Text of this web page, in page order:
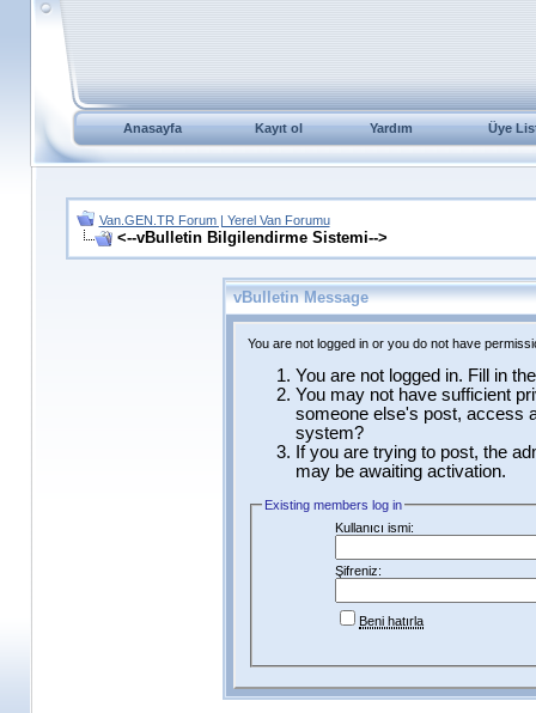
Anasayfa Kayıt ol Yardım Üye
Van.GEN.TR Forum | Yerel Van Forumu
<--vBulletin Bilgilendirme Sistemi-->
vBulletin Message
You are not logged in or you do not have
You are not logged in. Fill in
You may not have sufficient
someone else's post, access
system?
If you are trying to post, the
may be awaiting activation.
Existing members log in
Kullanıcı ismi:
Şifreniz:
Beni hatırla